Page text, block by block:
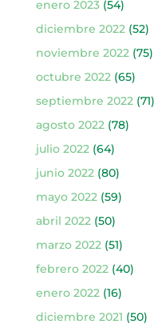
enero 2023(54)
diciembre 2022 (52)
noviembre 2022 (75)
octubre 2022 (65)
septiembre 2022 (71)
agosto 2022 (78)
julio 2022 (64)
junio 2022 (80)
mayo 2022 (59)
abril 2022 (50)
marzo 2022 (51)
febrero 2022 (40)
enero 2022 (16)
diciembre 2021 (50)